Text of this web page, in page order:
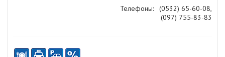
Телефоны:
(0532) 65-60-08,
(097) 755-83-83